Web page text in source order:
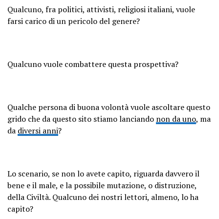
Qualcuno, fra politici, attivisti, religiosi italiani, vuole
farsi carico di un pericolo del genere?
Qualcuno vuole combattere questa prospettiva?
Qualche persona di buona volontà vuole ascoltare questo
grido che da questo sito stiamo lanciando non da uno, ma
da diversi anni?
Lo scenario, se non lo avete capito, riguarda davvero il
bene e il male, e la possibile mutazione, o distruzione,
della Civiltà. Qualcuno dei nostri lettori, almeno, lo ha
capito?